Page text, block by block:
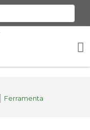
Ferramenta